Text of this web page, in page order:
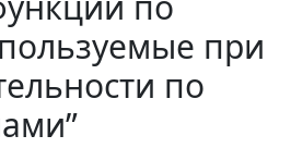
при
по